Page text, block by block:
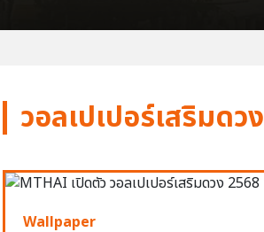
วอลเปเปอร์เสริมดวง
Wallpaper